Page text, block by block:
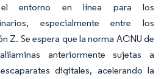
el entorno en línea para los
especialmente entre los
Z. Se espera que la norma ACNU de
anteriormente sujetas a
digitales, acelerando la